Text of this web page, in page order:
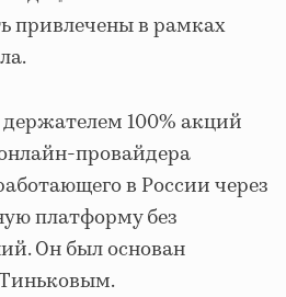
привлечены в рамках
держателем 100% акций
провайдера
в России через
платформу без
Он был основан